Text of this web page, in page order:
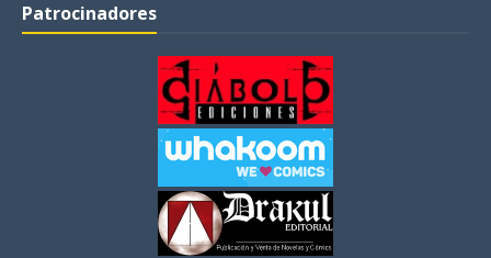
Patrocinadores